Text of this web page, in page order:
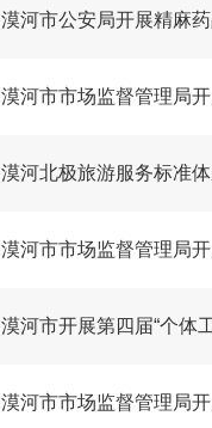
漠河市公安局开展精麻
漠河市市场监督管理局
漠河北极旅游服务标准
漠河市市场监督管理局
漠河市开展第四届“个体
漠河市市场监督管理局